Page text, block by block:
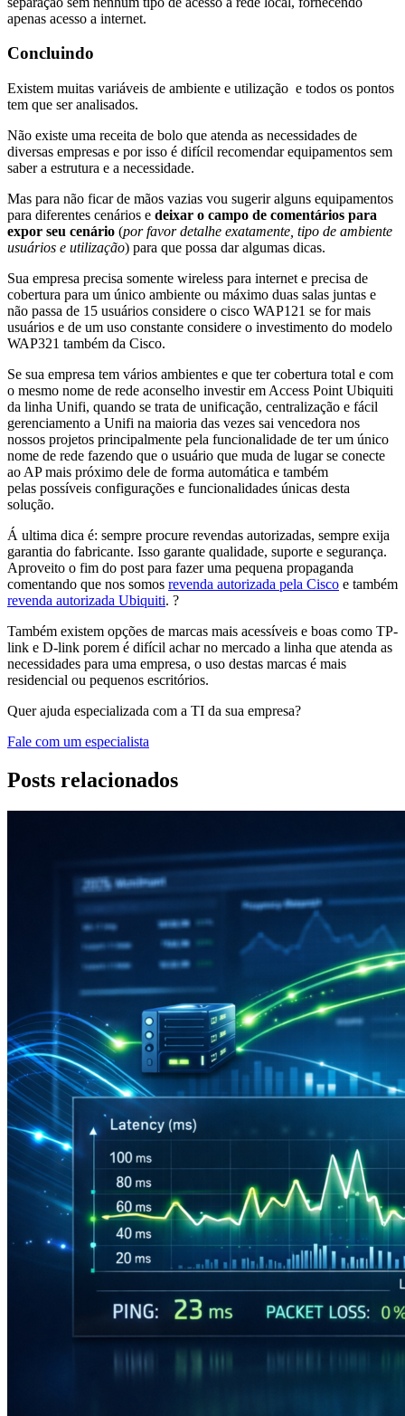
apenas acesso a internet.
Concluindo
Existem muitas variáveis de ambiente e utilização e todos os pontos
tem que ser analisados.
Não existe uma receita de bolo que atenda as necessidades de
diversas empresas e por isso é difícil recomendar equipamentos sem
saber a estrutura e a necessidade.
Mas para não ficar de mãos vazias vou sugerir alguns equipamentos
para diferentes cenários e deixar o campo de comentários para
expor seu cenário (por favor detalhe exatamente, tipo de ambiente
usuários e utilização) para que possa dar algumas dicas.
Sua empresa precisa somente wireless para internet e precisa de
cobertura para um único ambiente ou máximo duas salas juntas e
não passa de 15 usuários considere o cisco WAP121 se for mais
usuários e de um uso constante considere o investimento do modelo
WAP321 também da Cisco.
Se sua empresa tem vários ambientes e que ter cobertura total e com
o mesmo nome de rede aconselho investir em Access Point Ubiquiti
da linha Unifi, quando se trata de unificação, centralização e fácil
gerenciamento a Unifi na maioria das vezes sai vencedora nos
nossos projetos principalmente pela funcionalidade de ter um único
nome de rede fazendo que o usuário que muda de lugar se conecte
ao AP mais próximo dele de forma automática e também
pelas possíveis configurações e funcionalidades únicas desta
solução.
Á ultima dica é: sempre procure revendas autorizadas, sempre exija
garantia do fabricante. Isso garante qualidade, suporte e segurança.
Aproveito o fim do post para fazer uma pequena propaganda
comentando que nos somos revenda autorizada pela Cisco e também
revenda autorizada Ubiquiti. ?
Também existem opções de marcas mais acessíveis e boas como TP-
link e D-link porem é difícil achar no mercado a linha que atenda as
necessidades para uma empresa, o uso destas marcas é mais
residencial ou pequenos escritórios.
Quer ajuda especializada com a TI da sua empresa?
Fale com um especialista
Posts relacionados